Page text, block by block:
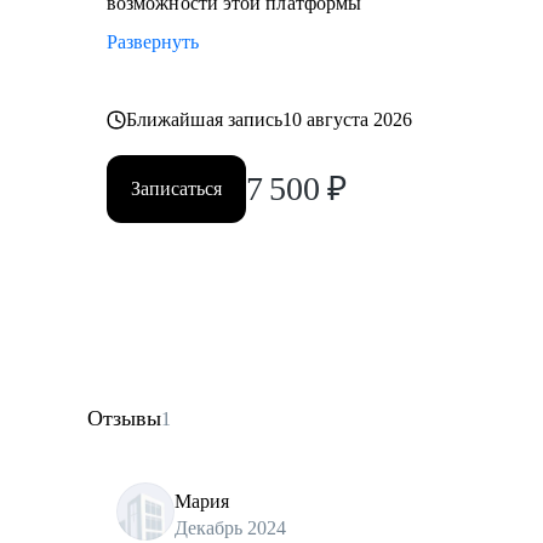
Развернуть
Ближайшая запись10 августа 2026
Записаться 7 500 ₽
Отзывы1
Мария
Декабрь 2024